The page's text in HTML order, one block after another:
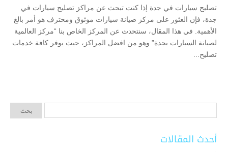
تصليح سيارات في جدة إذا كنت تبحث عن مراكز تصليح سيارات في
جدة، فإن العثور على مركز صيانة سيارات موثوق ومحترف هو أمر بالغ
الأهمية. في هذا المقال، سنتحدث عن المركز الخاص بنا “مركز العالمية
لصيانة السيارات بجدة” وهو من افضل المراكز، حيث يوفر كافة خدمات
تصليح...
أحدث المقالات